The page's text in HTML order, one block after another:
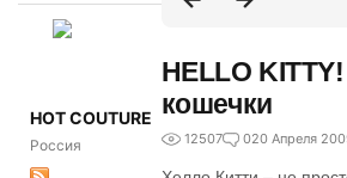
HOT COUTURE
Россия
HELLO
кошечки
12507 020 Апреля